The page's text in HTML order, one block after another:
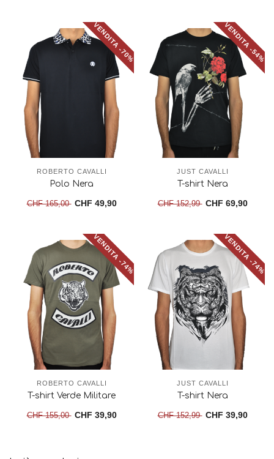
VENDITA -70%
ROBERTO CAVALLI
Polo Nera
CHF 165,00 CHF 49,90
VENDITA -54%
JUST CAVALLI
T-shirt Nera
CHF 152,99 CHF 69,90
VENDITA -74%
ROBERTO CAVALLI
T-shirt Verde Militare
CHF 155,00 CHF 39,90
VENDITA -74%
JUST CAVALLI
T-shirt Nera
CHF 152,99 CHF 39,90